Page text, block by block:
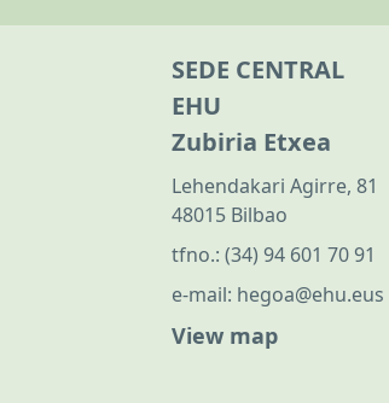
SEDE CENTRAL
EHU
Zubiria Etxea
Lehendakari Agirre, 81
48015 Bilbao
tfno.: (34) 94 601 70 91
e-mail: hegoa@ehu.eus
View map